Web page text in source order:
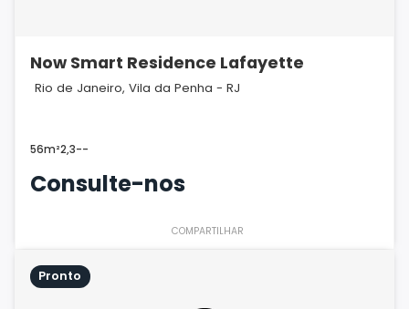
Now Smart Residence Lafayette
Rio de Janeiro, Vila da Penha - RJ
56m²2,3--
Consulte-nos
COMPARTILHAR
Pronto